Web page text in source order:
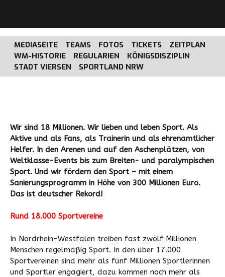
MEDIASEITE TEAMS FOTOS TICKETS
ZEITPLAN
WM-HISTORIE
REGULARIEN
KÖNIGSDISZIPLIN
STADT VIERSEN
SPORTLAND NRW
Wir sind 18 Millionen. Wir lieben und leben Sport. Als
Aktive und als Fans, als Trainerin und als ehrenamtlicher
Helfer. In den Arenen und auf den Aschenplätzen, von
Weltklasse-Events bis zum Breiten- und paralympischen
Sport. Und wir fördern den Sport – mit einem
Sanierungsprogramm in Höhe von 300 Millionen Euro.
Das ist deutscher Rekord!
Rund 18.000 Sportvereine
In Nordrhein-Westfalen treiben fast zwölf Millionen
Menschen regelmäßig Sport. In den über 17.000
Sportvereinen sind mehr als fünf Millionen Sportlerinnen
und Sportler engagiert, dazu kommen noch mehr als